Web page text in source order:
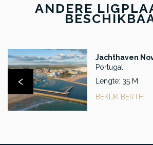
ANDERE
Jachthaven
Portugal
Lengte: 35 M
BEKIJK BERTH
‹